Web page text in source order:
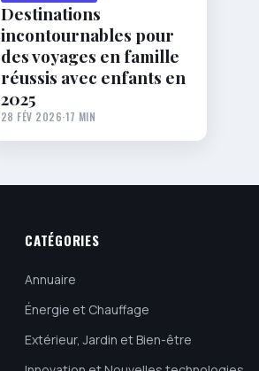
Destinations
incontournables pour
des voyages en famille
réussis avec enfants en
2025
28 FÉV 2026·17 MIN
CATÉGORIES
Annuaire
Énergie et Chauffage
Extérieur, Jardin et Bien-être